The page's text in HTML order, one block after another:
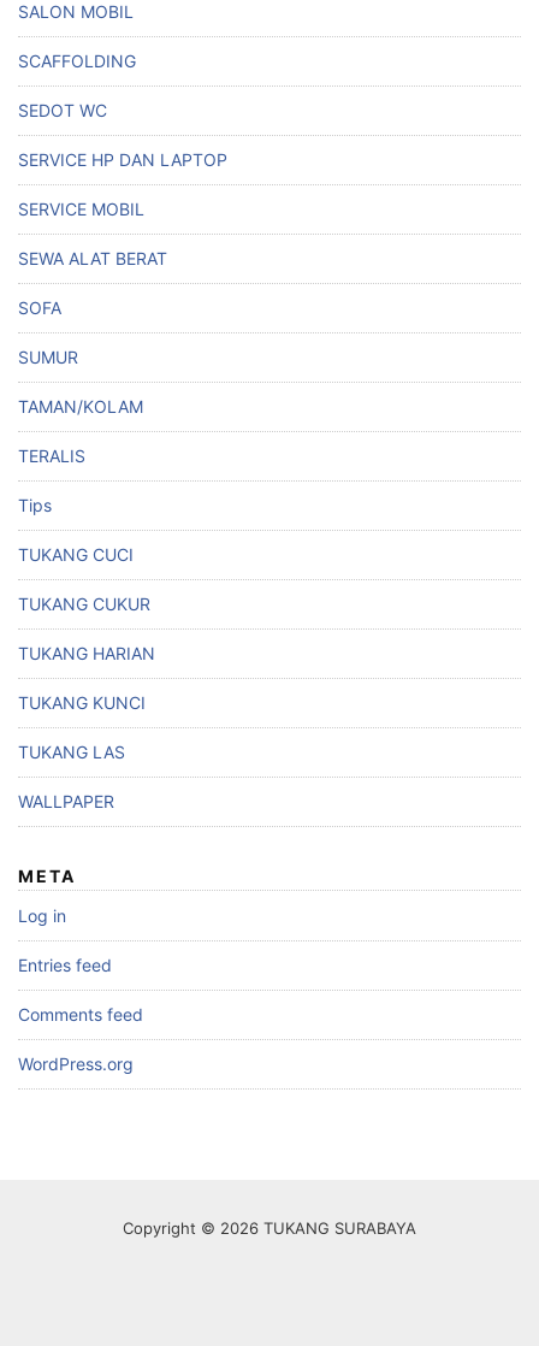
SALON MOBIL
SCAFFOLDING
SEDOT WC
SERVICE HP DAN LAPTOP
SERVICE MOBIL
SEWA ALAT BERAT
SOFA
SUMUR
TAMAN/KOLAM
TERALIS
Tips
TUKANG CUCI
TUKANG CUKUR
TUKANG HARIAN
TUKANG KUNCI
TUKANG LAS
WALLPAPER
META
Log in
Entries feed
Comments feed
WordPress.org
Copyright © 2026 TUKANG SURABAYA